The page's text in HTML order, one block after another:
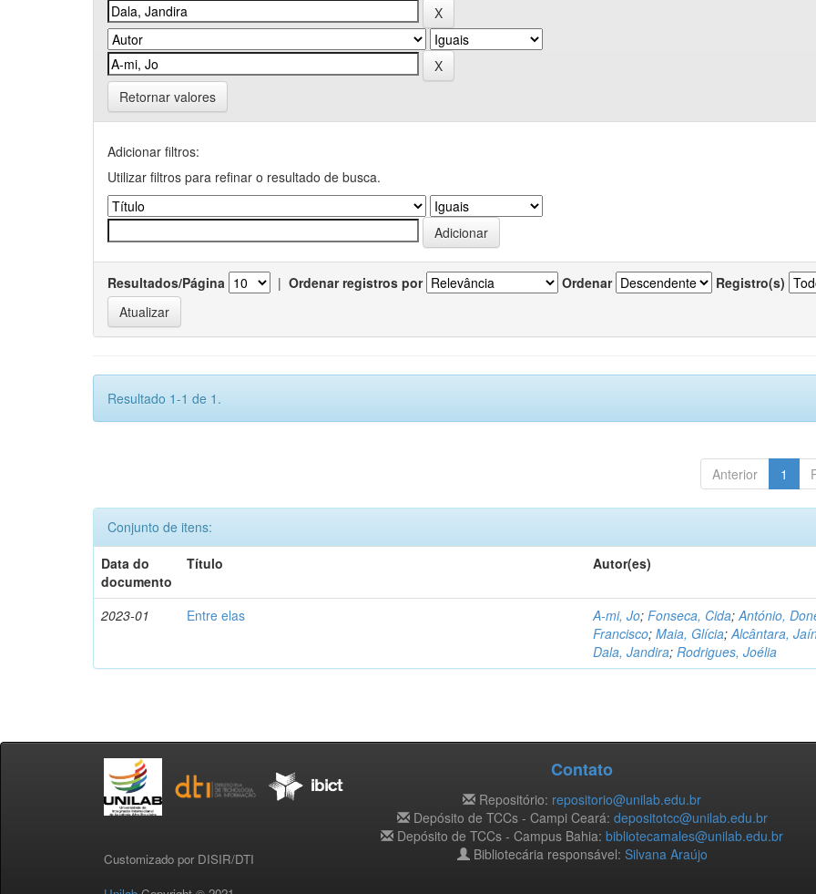
Retornar valores
Adicionar filtros:
Utilizar filtros para refinar o resultado de busca.
Resultados/Página | Ordenar registros por Ordenar Registro(s)
Resultado 1-1 de 1.
Anterior 1
Conjunto de itens:
Data do
documento
Título Autor(es)
2023-01 Entre elas A-mi, Jo;Fonseca, Cida;António,
Francisco;Maia, Glícia;Alcântara,
Dala, Jandira;Rodrigues, Joélia
Customizado por DISIR/DTI
Contato
Repositório: repositorio@unilab.edu.br
Depósito de TCCs - Campi Ceará: depositotcc@unilab.edu.br
Depósito de TCCs - Campus Bahia: bibliotecamales@unilab.edu.br
Bibliotecária responsável: Silvana Araújo